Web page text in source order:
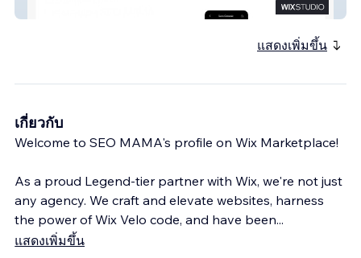
แสดงเพิ่มขึ้น
เกี่ยวกับ
Welcome to SEO MAMA's profile on Wix Marketplace!
As a proud Legend-tier partner with Wix, we're not just
any agency. We craft and elevate websites, harness
the power of Wix Velo code, and have been...
แสดงเพิ่มขึ้น